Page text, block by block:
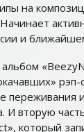
на
и
переживания и
И вторую
который